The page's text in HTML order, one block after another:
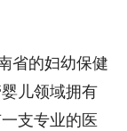
的妇幼保健
儿领域拥有
支专业的医